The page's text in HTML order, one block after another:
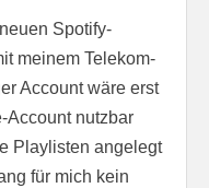
Spotify-
meinem Telekom-
Account wäre erst
Account nutzbar
Playlisten angelegt
für mich kein